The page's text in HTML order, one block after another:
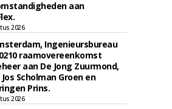
aan
2026
Ingenieursbureau
raamovereenkomst
aan De Jong Zuurmond,
Scholman Groen en
Prins.
2026